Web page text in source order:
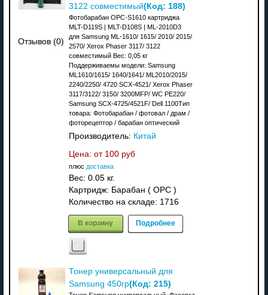
Отзывов (0)
3122 совместимый(Код: 188)
Фотобарабан OPC-S1610 картриджа
MLT-D119S | MLT-D108S | ML-2010D3
для Samsung ML-1610/ 1615/ 2010/ 2015/
2570/ Xerox Phaser 3117/ 3122
совместимый Вес: 0,05 кг
Поддерживаемы модели: Samsung
ML1610/1615/ 1640/1641/ ML2010/2015/
2240/2250/ 4720 SCX-4521/ Xerox Phaser
3117/3122/ 3150/ 3200MFP/ WC PE220/
Samsung SCX-4725/4521F/ Dell 1100Тип
товара: Фотобарабан / фотовал / драм /
фоторецептор / барабан оптический
Производитель: Китай
Цена: от 100 руб
плюс доставка
Вес: 0.05 кг.
Картридж: Барабан ( OPC )
Количество на складе: 1716
В корзину Подробнее
Тонер универсальный для
Samsung 450гр(Код: 215)